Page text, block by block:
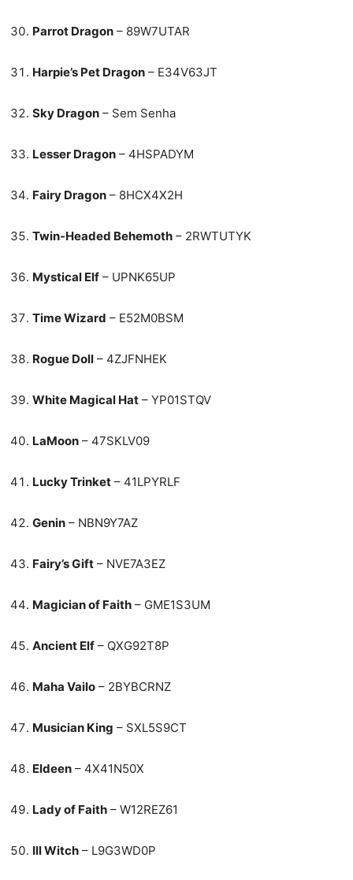
Parrot Dragon – 89W7UTAR
Harpie’s Pet Dragon – E34V63JT
Sky Dragon – Sem Senha
Lesser Dragon – 4HSPADYM
Fairy Dragon – 8HCX4X2H
Twin-Headed Behemoth – 2RWTUTYK
Mystical Elf – UPNK65UP
Time Wizard – E52M0BSM
Rogue Doll – 4ZJFNHEK
White Magical Hat – YP01STQV
LaMoon – 47SKLV09
Lucky Trinket – 41LPYRLF
Genin – NBN9Y7AZ
Fairy’s Gift – NVE7A3EZ
Magician of Faith – GME1S3UM
Ancient Elf – QXG92T8P
Maha Vailo – 2BYBCRNZ
Musician King – SXL5S9CT
Eldeen – 4X41N50X
Lady of Faith – W12REZ61
Ill Witch – L9G3WD0P